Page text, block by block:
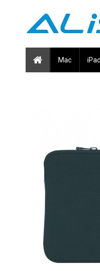
Mac iPad